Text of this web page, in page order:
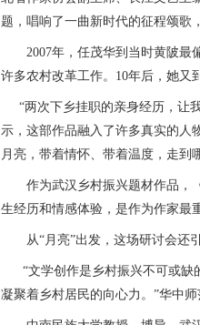
题，唱响了一曲新时代的征程颂歌
2007年，任茂华到当时黄陂最偏
许多农村改革工作。10年后，她又
“两次下乡挂职的亲身经历，让
示，这部作品融入了许多真实的人
月亮，带着情怀、带着温度，走到
作为武汉乡村振兴题材作品，《
生经历和情感体验，是作为作家最
从“月亮”出发，这场研讨会还引
“文学创作是乡村振兴不可或缺
凝聚着乡村居民的向心力。”华中